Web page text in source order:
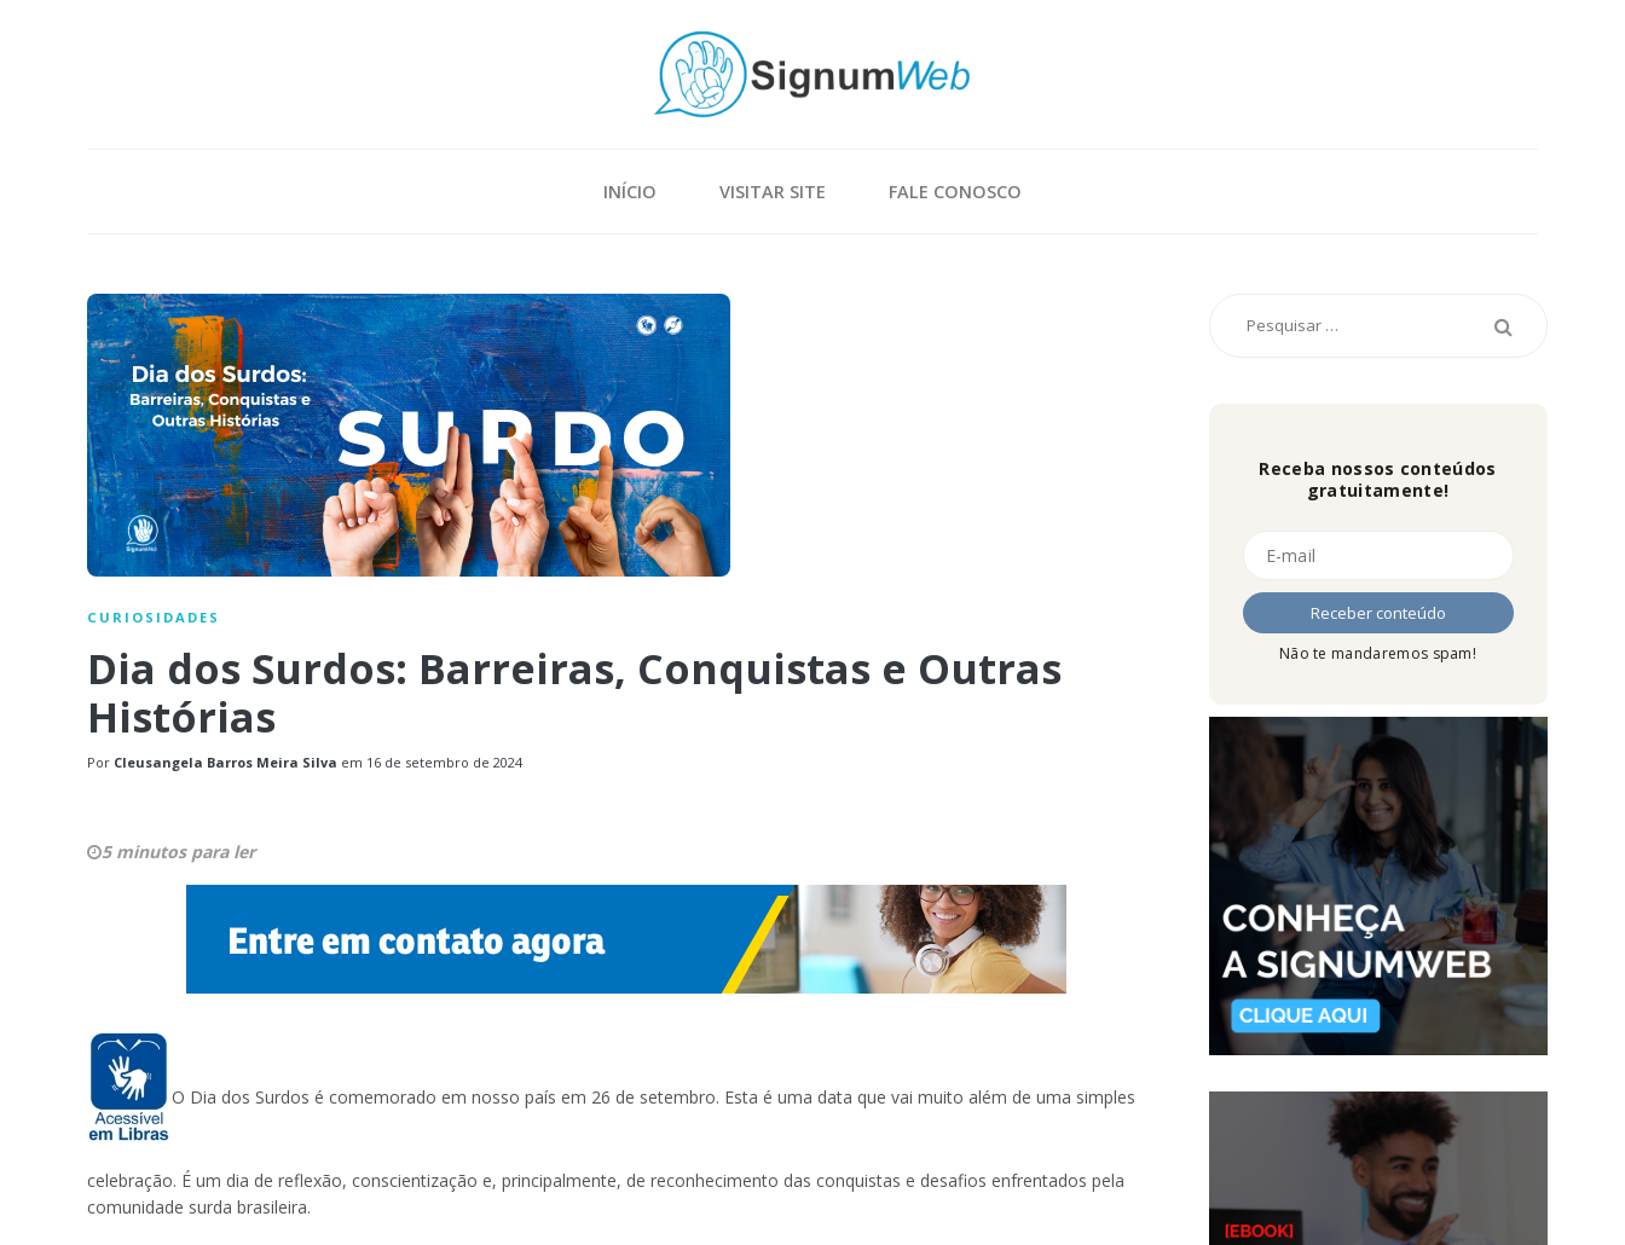
INÍCIO VISITAR SITE FALE CONOSCO
CURIOSIDADES
Dia dos Surdos: Barreiras, Conquistas e Outras
Histórias
Por Cleusangela Barros Meira Silva em 16 de setembro de 2024
5 minutos para ler
O Dia dos Surdos é comemorado em nosso país em 26 de setembro. Esta é uma data que vai muito além de uma simples
celebração. É um dia de reflexão, conscientização e, principalmente, de reconhecimento das conquistas e desafios enfrentados pela
comunidade surda brasileira.
Receba nossos conteúdos
gratuitamente!
Não te mandaremos spam!